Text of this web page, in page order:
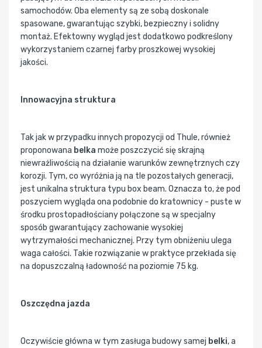
samochodów. Oba elementy są ze sobą doskonale
spasowane, gwarantując szybki, bezpieczny i solidny
montaż. Efektowny wygląd jest dodatkowo podkreślony
wykorzystaniem czarnej farby proszkowej wysokiej
jakości.
Innowacyjna struktura
Tak jak w przypadku innych propozycji od Thule, również
proponowana belka może poszczycić się skrajną
niewrażliwością na działanie warunków zewnętrznych czy
korozji. Tym, co wyróżnia ją na tle pozostałych generacji,
jest unikalna struktura typu box beam. Oznacza to, że pod
poszyciem wygląda ona podobnie do kratownicy - puste w
środku prostopadłościany połączone są w specjalny
sposób gwarantujący zachowanie wysokiej
wytrzymałości mechanicznej. Przy tym obniżeniu ulega
waga całości. Takie rozwiązanie w praktyce przekłada się
na dopuszczalną ładowność na poziomie 75 kg.
Oszczędna jazda
Oczywiście główna w tym zasługa budowy samej belki, a